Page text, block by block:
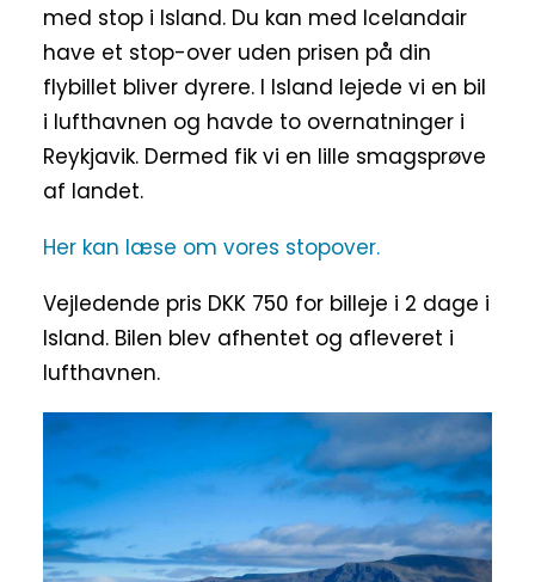
med stop i Island. Du kan med Icelandair
have et stop-over uden prisen på din
flybillet bliver dyrere. I Island lejede vi en bil
i lufthavnen og havde to overnatninger i
Reykjavik. Dermed fik vi en lille smagsprøve
af landet.
Her kan læse om vores stopover.
Vejledende pris DKK 750 for billeje i 2 dage i
Island. Bilen blev afhentet og afleveret i
lufthavnen.